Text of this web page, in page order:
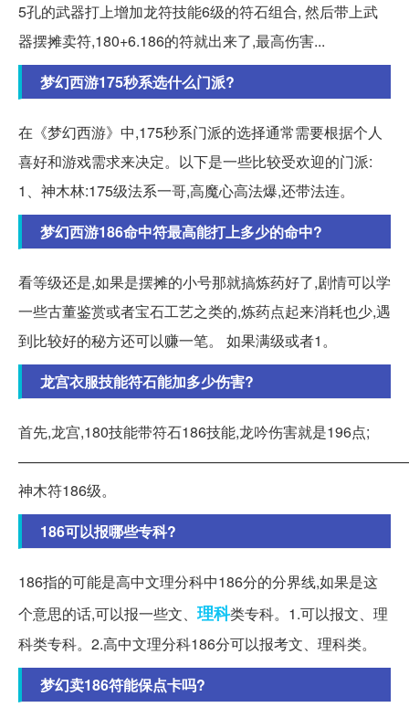
5孔的武器打上增加龙符技能6级的符石组合, 然后带上武
器摆摊卖符,180+6.186的符就出来了,最高伤害...
梦幻西游175秒系选什么门派?
在《梦幻西游》中,175秒系门派的选择通常需要根据个人
喜好和游戏需求来决定。以下是一些比较受欢迎的门派:
1、神木林:175级法系一哥,高魔心高法爆,还带法连。
梦幻西游186命中符最高能打上多少的命中?
看等级还是,如果是摆摊的小号那就搞炼药好了,剧情可以学
一些古董鉴赏或者宝石工艺之类的,炼药点起来消耗也少,遇
到比较好的秘方还可以赚一笔。 如果满级或者1。
龙宫衣服技能符石能加多少伤害?
首先,龙宫,180技能带符石186技能,龙吟伤害就是196点;
神木符186级。
186可以报哪些专科?
186指的可能是高中文理分科中186分的分界线,如果是这
个意思的话,可以报一些文、 理科类专科。1.可以报文、理
科类专科。2.高中文理分科186分可以报考文、理科类。
梦幻卖186符能保点卡吗?